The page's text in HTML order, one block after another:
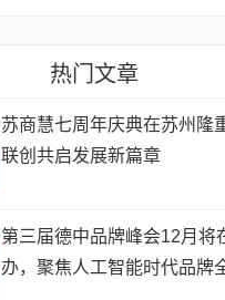
热门文章
苏商慧七周年庆典在苏州隆
联创共启发展新篇章
第三届德中品牌峰会12月将
办，聚焦人工智能时代品牌